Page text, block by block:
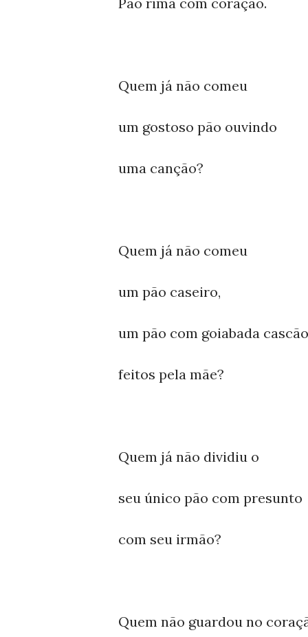
Quem já não comeu
um gostoso pão ouvindo
uma canção?
Quem já não comeu
um pão caseiro,
um pão com goiabada
feitos pela mãe?
Quem já não dividiu o
seu único pão com presunto
com seu irmão?
Quem não guardou no